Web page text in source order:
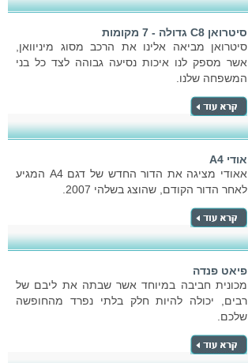
סיטרואן C8 גדולה - 7 מקומות
סיטרואן מביאה אלינו את הרכב מסוג מיניוואן,
אשר מספק לנו איכות נסיעה גבוהה לצד כל בני
המשפחה שלנו.
אודי A4
אאודי מציגה את הדור החדש של דגם A4 המגיע
לאחר הדור הקודם, שהוצג בשלהי 2007.
פיאט פנדה
מכונית חביבה במיוחד אשר שבתה את ליבם של
רבים, יכולה להיות חלק בלתי נפרד מהחופשה
שלכם.